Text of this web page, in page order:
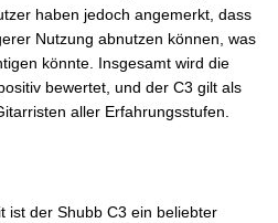
haben jedoch angemerkt, dass
Nutzung abnutzen können, was
könnte. Insgesamt wird die
bewertet, und der C3 gilt als
aller Erfahrungsstufen.
ist der Shubb C3 ein beliebter